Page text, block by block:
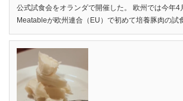
公式試食会をオランダで開催した。 欧州では今年4
Meatableが欧州連合（EU）で初めて培養豚肉の試